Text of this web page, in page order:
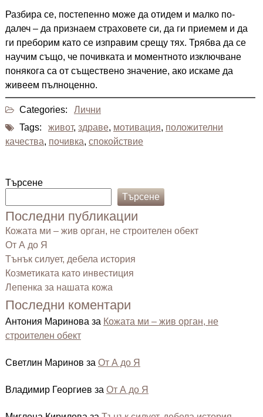
Разбира се, постепенно може да отидем и малко по-
далеч – да признаем страховете си, да ги приемем и да
ги преборим като се изправим срещу тях. Трябва да се
научим също, че почивката и моментното изключване
понякога са от съществено значение, ако искаме да
живеем пълноценно.
Categories:
Лични
Tags:
живот, здраве, мотивация, положителни
качества, почивка, спокойствие
Търсене
Търсене
Последни публикации
Кожата ми – жив орган, не строителен обект
От А до Я
Тънък силует, дебела история
Козметиката като инвестиция
Лепенка за нашата кожа
Последни коментари
Антония Маринова за Кожата ми – жив орган, не
строителен обект
Светлин Маринов за От А до Я
Владимир Георгиев за От А до Я